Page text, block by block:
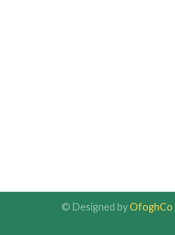
Designed byOfoghCo